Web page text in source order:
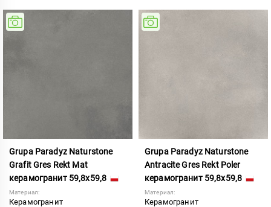
Grupa Paradyz Naturstone
Grafit Gres Rekt Mat
керамогранит 59,8x59,8
Материал:
Керамогранит
Grupa Paradyz Naturstone
Antracite Gres Rekt Poler
керамогранит 59,8x59,8
Материал:
Керамогранит